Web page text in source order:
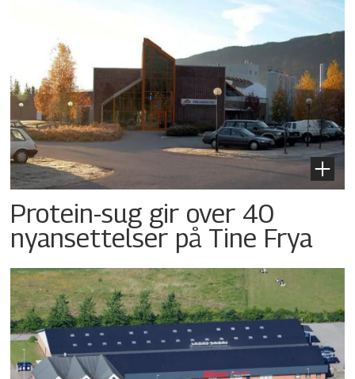
Protein-sug gir over 40
nyansettelser på Tine Frya